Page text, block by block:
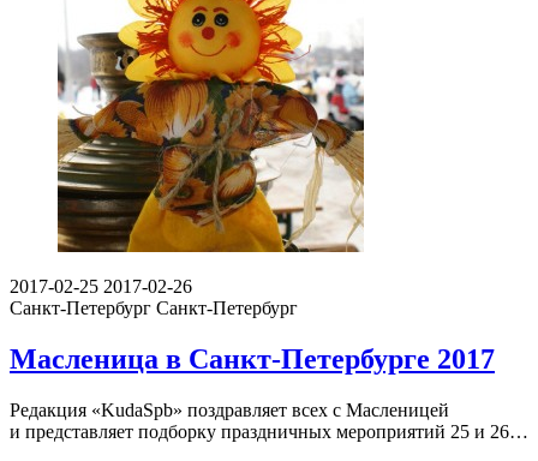
2017-02-25 2017-02-26
Санкт-Петербург Санкт-Петербург
Масленица в Санкт-Петербурге 2017
Редакция «KudaSpb» поздравляет всех с Масленицей
и представляет подборку праздничных мероприятий 25 и 26…